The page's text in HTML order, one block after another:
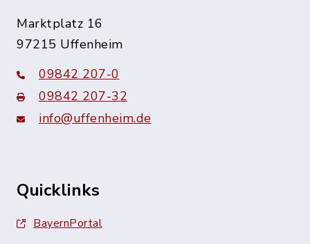
Marktplatz 16
97215 Uffenheim
09842 207-0
09842 207-32
info@uffenheim.de
Quicklinks
BayernPortal